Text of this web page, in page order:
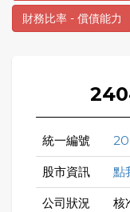
財務比率 - 償債能力
統一編號
股市資訊 點
公司狀況
核